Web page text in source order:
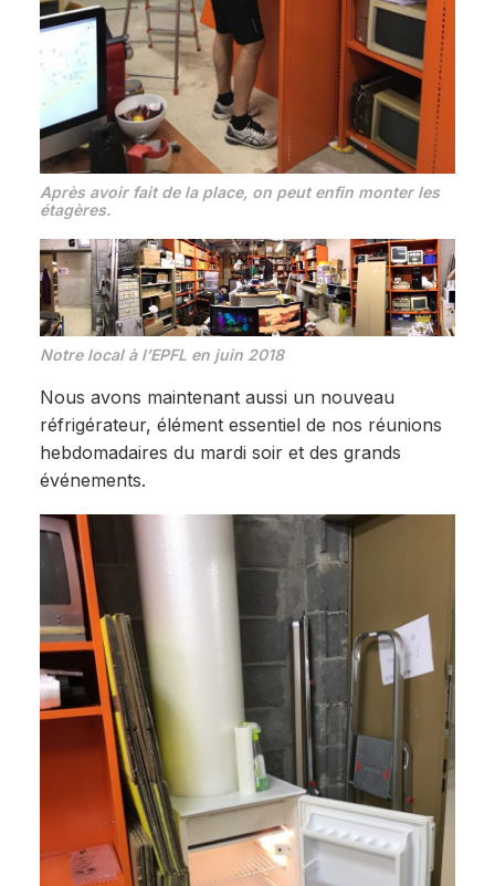
Après avoir fait de la place, on peut enfin monter les
étagères.
Notre local à l’EPFL en juin 2018
Nous avons maintenant aussi un nouveau
réfrigérateur, élément essentiel de nos réunions
hebdomadaires du mardi soir et des grands
événements.